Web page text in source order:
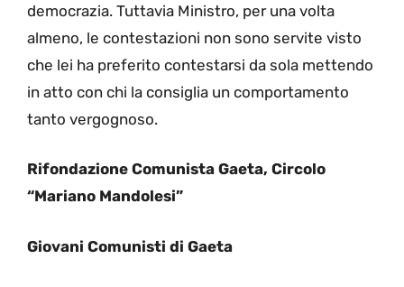
democrazia. Tuttavia Ministro, per una volta
almeno, le contestazioni non sono servite visto
che lei ha preferito contestarsi da sola mettendo
in atto con chi la consiglia un comportamento
tanto vergognoso.
Rifondazione Comunista Gaeta, Circolo
“Mariano Mandolesi”
Giovani Comunisti di Gaeta